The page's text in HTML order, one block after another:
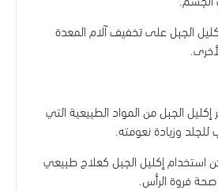
الجبل على تخفيف آلام المعدة
إكليل الجبل من المواد الطبيعية التي
وزيادة نعومته.
استخدام إكليل الجبل كعلاج طبيعي
فروة الرأس.